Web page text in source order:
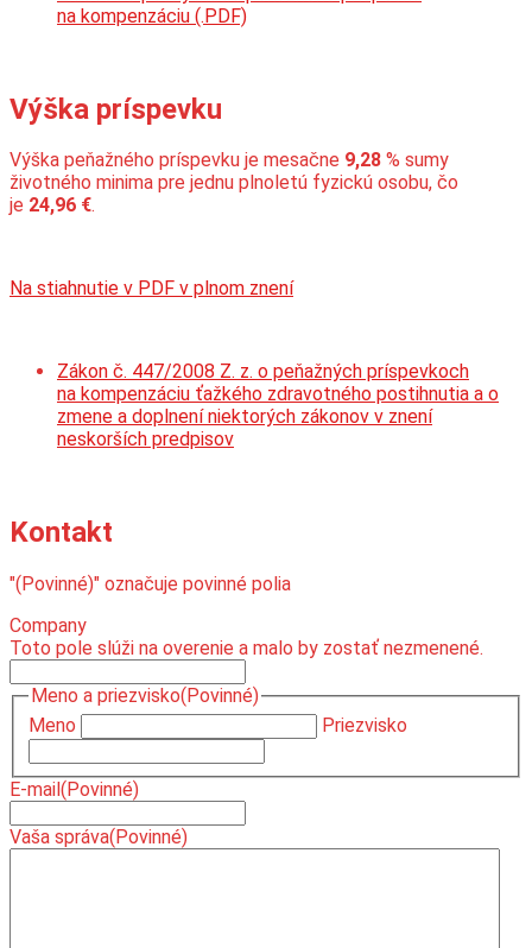
na kompenzáciu (.PDF)
Výška príspevku
Výška peňažného príspevku je mesačne 9,28 % sumy
životného minima pre jednu plnoletú fyzickú osobu, čo
je 24,96 €.
Na stiahnutie v PDF v plnom znení
Zákon č. 447/2008 Z. z. o peňažných príspevkoch
na kompenzáciu ťažkého zdravotného postihnutia a o
zmene a doplnení niektorých zákonov v znení
neskorších predpisov
Kontakt
"(Povinné)" označuje povinné polia
Company
Toto pole slúži na overenie a malo by zostať nezmenené.
Meno a priezvisko(Povinné)
Meno
Priezvisko
E-mail(Povinné)
Vaša správa(Povinné)